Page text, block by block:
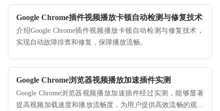
Google Chrome插件视频播放卡顿自动检测与修复技术
介绍Google Chrome插件视频播放卡顿自动检测与修复技术，
实现自动故障排查和修复，保障播放流畅。
Google Chrome浏览器视频播放加速插件实测
Google Chrome浏览器视频播放加速插件经过实测，能够显著
提高视频加载速度和播放流畅度，为用户提供高效流畅的观影